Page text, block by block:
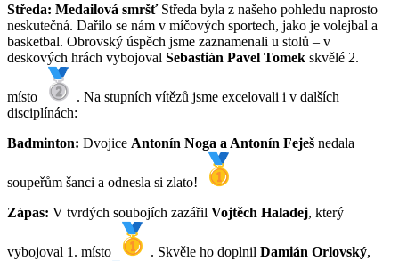
Středa: Medailová smršťStředa byla z našeho pohledu naprosto
neskutečná. Dařilo se nám v míčových sportech, jako je volejbal a
basketbal. Obrovský úspěch jsme zaznamenali u stolů – v
deskových hrách vybojoval Sebastián Pavel Tomek skvělé 2.
místo
. Na stupních vítězů jsme excelovali i v dalších
disciplínách:
Badminton: Dvojice Antonín Noga a Antonín Feješ nedala
soupeřům šanci a odnesla si zlato!
Zápas: V tvrdých soubojích zazářil Vojtěch Haladej, který
vybojoval 1. místo . Skvěle ho doplnil Damián Orlovský,